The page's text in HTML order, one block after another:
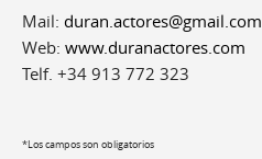
Mail: duran.actores@gmail.com
Web: www.duranactores.com
Telf. +34 913 772 323
*Los campos son obligatorios